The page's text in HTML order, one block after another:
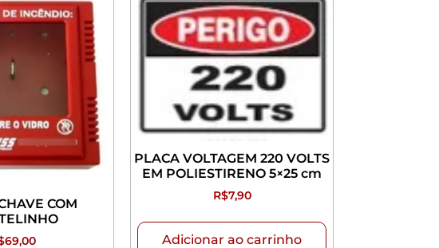
COM
69,00
PLACA VOLTAGEM 220 VOLTS
EM POLIESTIRENO 5×25 cm
R$7,90
Adicionar ao carrinho